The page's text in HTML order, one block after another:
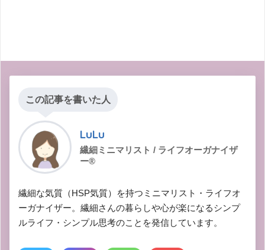
この記事を書いた人
LuLu
繊細ミニマリスト / ライフオーガナイザ
ー®︎
繊細な気質（HSP気質）を持つミニマリスト・ライフオ
ーガナイザー。繊細さんの暮らしや心が楽になるシンプ
ルライフ・シンプル思考のことを発信しています。